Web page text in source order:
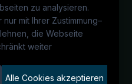
zu analysieren.
mit Ihrer Zustimmung–
die Webseite
weiter
Alle Cookies akzeptieren